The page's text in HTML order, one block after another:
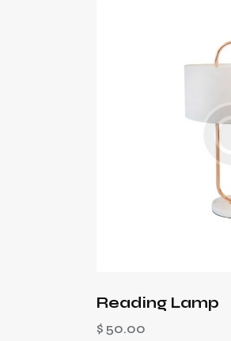
Reading Lamp
$50.00